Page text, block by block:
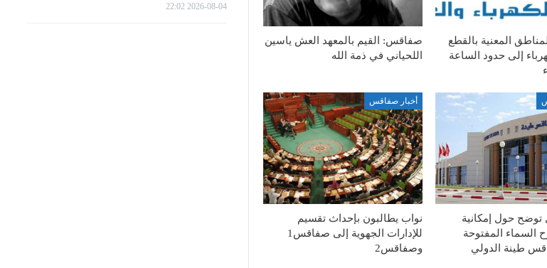
المعنية بالقطع
إلى حدود الساعة
صفاقس: القيم بالمعهد العش ياسين
اللحياني في ذمة الله
توضح حول إمكانية
السماء المفتوحة
طينة الدولي
أخبار صفاقس
نواب يطالبون بإحداث تقسيم
للإدارات الجهوية إلى صفاقس1
وصفاقس2
2026-08-04 22:02